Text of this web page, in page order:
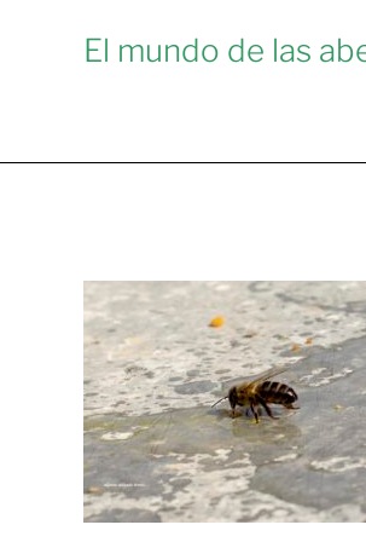
El mundo de las